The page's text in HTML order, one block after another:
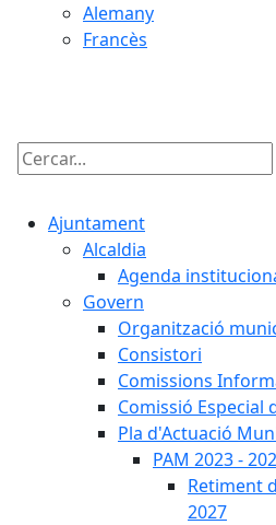
Alemany
Francès
Cercar:
Ajuntament
Alcaldia
Agenda
Govern
Organització
Consistori
Comissions
Comissió Especial
Pla d'Actuació
PAM 2023 -
Retiment
2027